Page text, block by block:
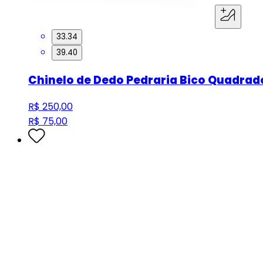
33.34
39.40
Chinelo de Dedo Pedraria Bico
R$ 250,00
R$ 75,00